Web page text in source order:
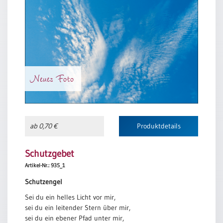
Urkunden
Themen
Anlässe
Patenamt
Konfirmation
Konfirmationsjubiläum
Trauung
Neues Foto
ab 0,70 € Produktdetails
Schutzgebet
Artikel-Nr.: 935_1
Schutzengel
Sei du ein helles Licht vor mir,
sei du ein leitender Stern über mir,
sei du ein ebener Pfad unter mir,